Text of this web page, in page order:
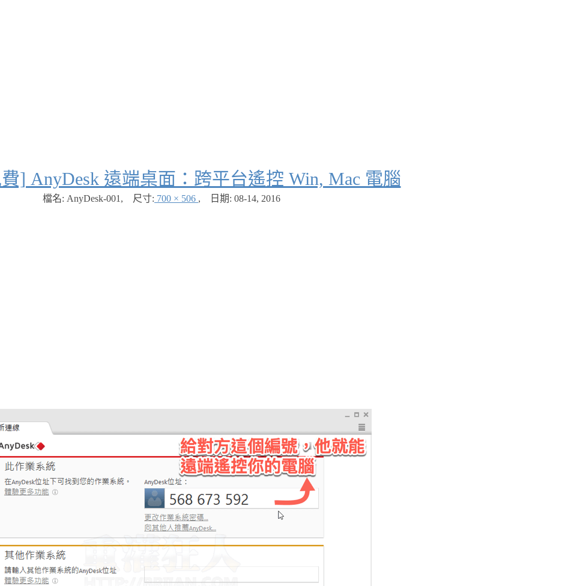
] AnyDesk 遠端桌面：跨平台遙控 Win, Mac 電腦
檔名: AnyDesk-001 , 尺寸: 700 × 506 , 日期: 08-14, 2016